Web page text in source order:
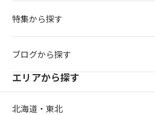
特集から探す
ブログから探す
エリアから探す
北海道・東北